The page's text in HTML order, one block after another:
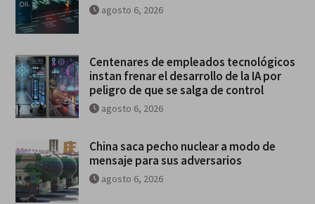
agosto 6, 2026
Centenares de empleados tecnológicos
instan frenar el desarrollo de la IA por
peligro de que se salga de control
agosto 6, 2026
China saca pecho nuclear a modo de
mensaje para sus adversarios
agosto 6, 2026